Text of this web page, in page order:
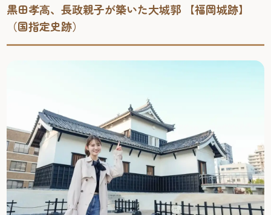
黒田孝高、長政親子が築いた大城郭 【福岡城跡】
（国指定史跡）